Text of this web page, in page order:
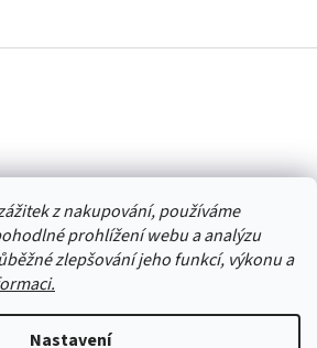
z nakupování, používáme
prohlížení webu a analýzu
zlepšování jeho funkcí, výkonu a
Nastavení